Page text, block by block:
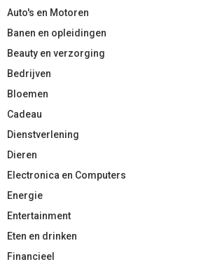
Auto's en Motoren
Banen en opleidingen
Beauty en verzorging
Bedrijven
Bloemen
Cadeau
Dienstverlening
Dieren
Electronica en Computers
Energie
Entertainment
Eten en drinken
Financieel